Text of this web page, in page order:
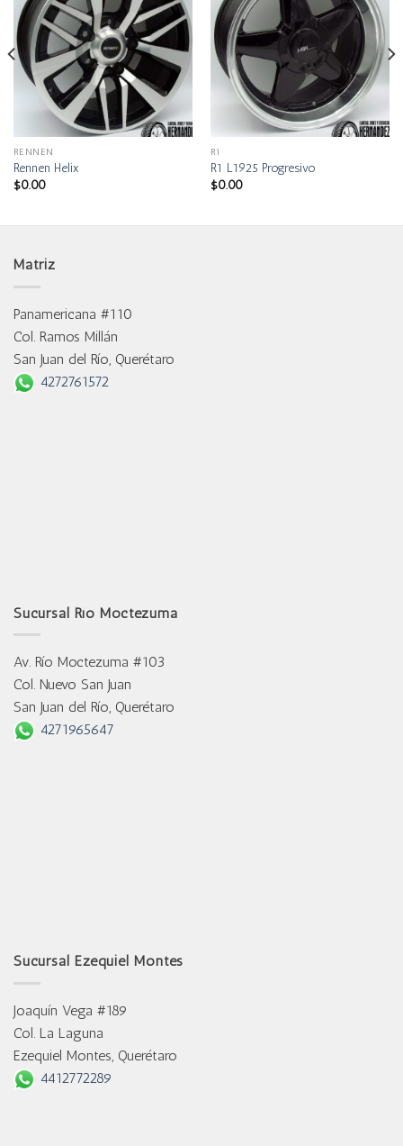
RENNEN
Rennen Helix
$0.00
R1
R1 L1925 Progresivo
$0.00
Matriz
Panamericana #110
Col. Ramos Millán
San Juan del Río, Querétaro
4272761572
Sucursal Río Moctezuma
Av. Río Moctezuma #103
Col. Nuevo San Juan
San Juan del Río, Querétaro
4271965647
Sucursal Ezequiel Montes
Joaquín Vega #189
Col. La Laguna
Ezequiel Montes, Querétaro
4412772289